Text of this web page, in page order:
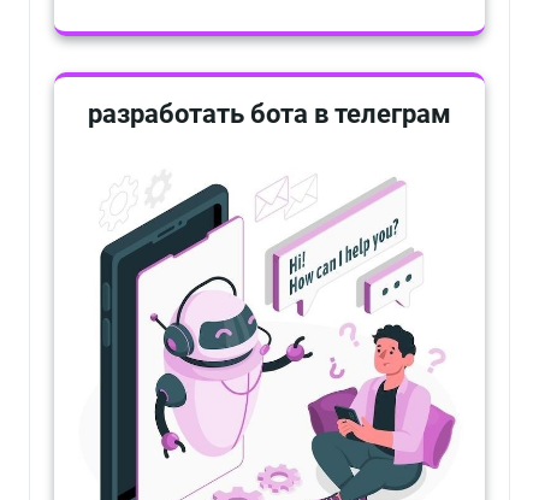
разработать бота в телеграм